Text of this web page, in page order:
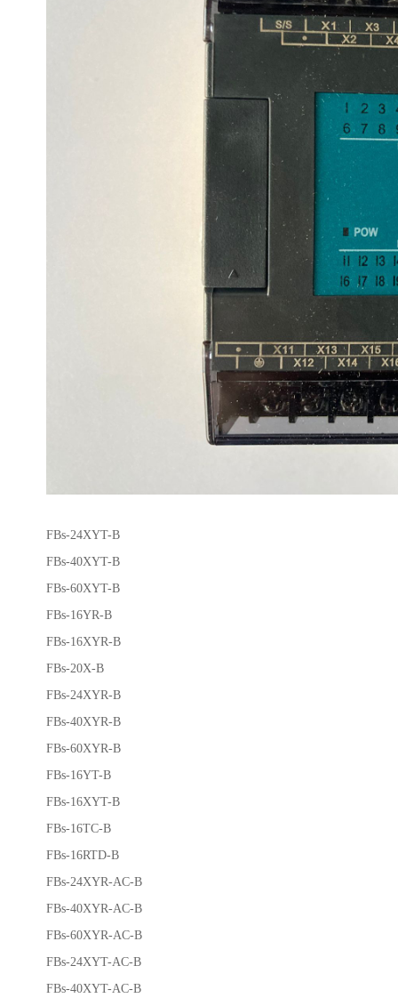
FBs-24XYT-B
FBs-40XYT-B
FBs-60XYT-B
FBs-16YR-B
FBs-16XYR-B
FBs-20X-B
FBs-24XYR-B
FBs-40XYR-B
FBs-60XYR-B
FBs-16YT-B
FBs-16XYT-B
FBs-16TC-B
FBs-16RTD-B
FBs-24XYR-AC-B
FBs-40XYR-AC-B
FBs-60XYR-AC-B
FBs-24XYT-AC-B
FBs-40XYT-AC-B